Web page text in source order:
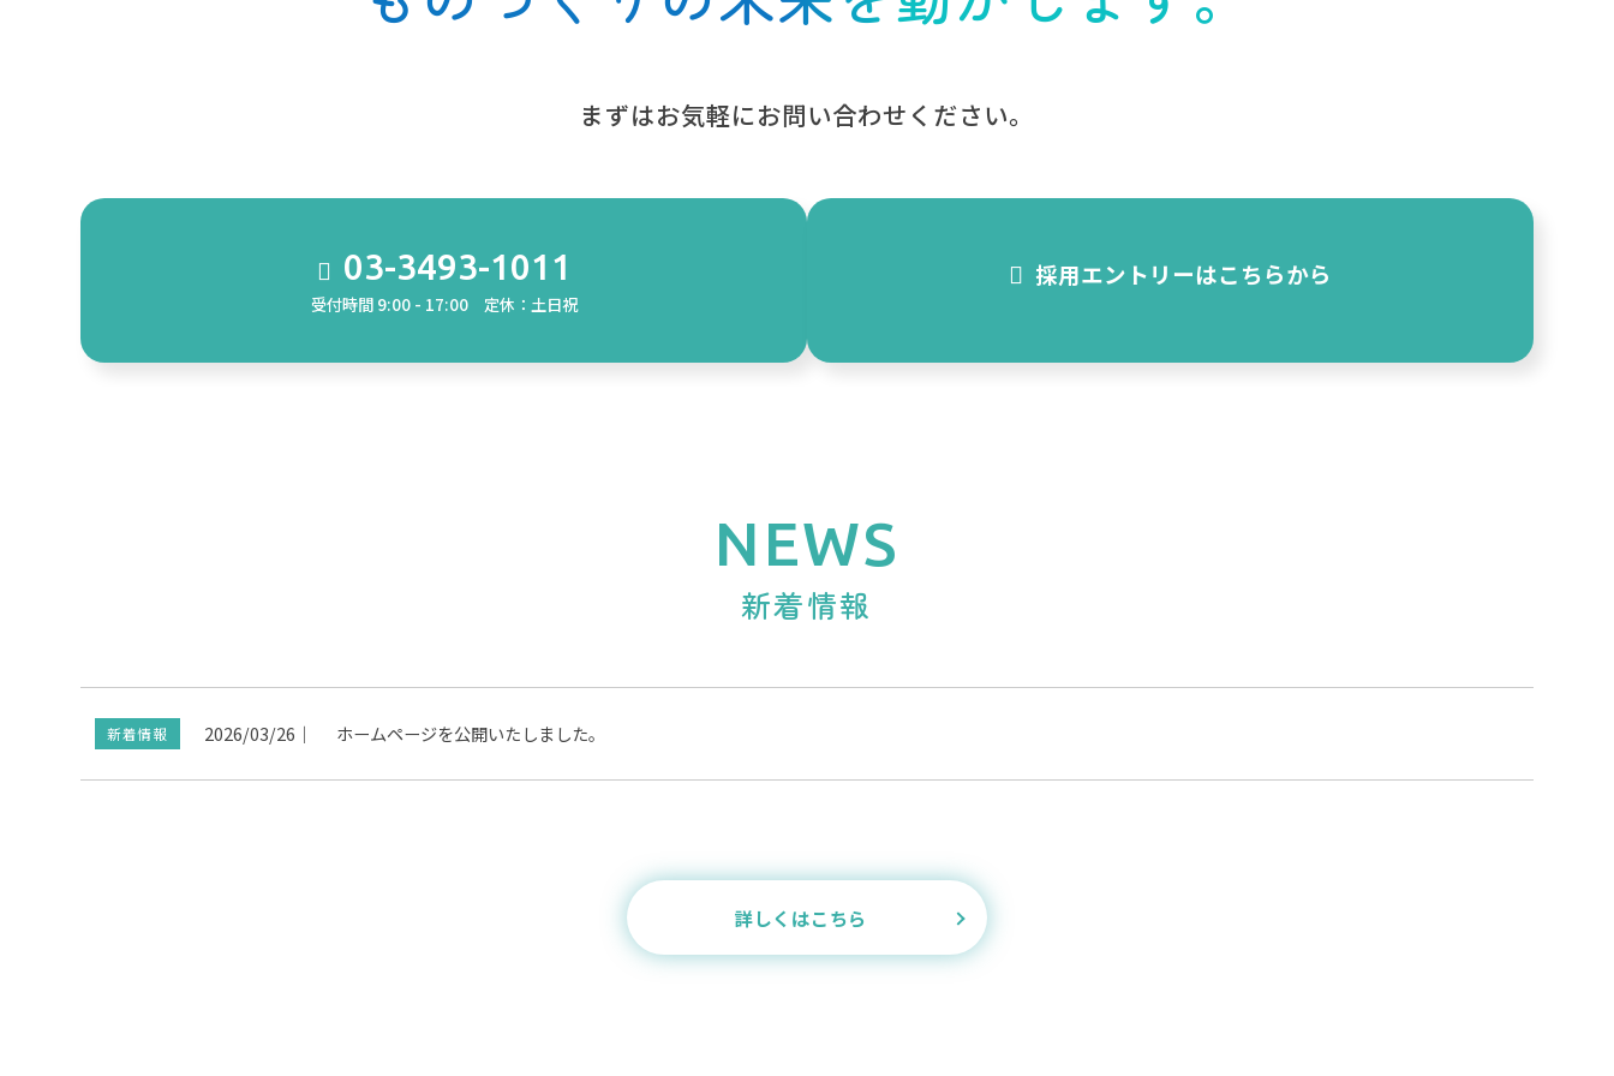
まずはお気軽にお問い合わせください。
03-3493-1011
受付時間 9:00 - 17:00 定休：土日祝
採用エントリーはこちらから
NEWS
新着情報
新着情報 2026/03/26 ｜ ホームページを公開いたしました。
詳しくはこちら